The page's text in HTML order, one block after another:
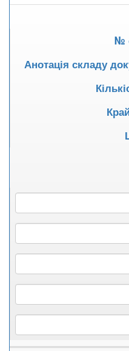
№
Анотація складу